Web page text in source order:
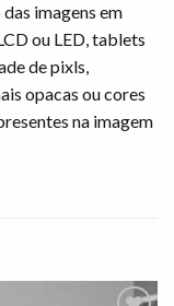
imagens em
ou LED, tablets
de pixls,
opacas ou cores
na imagem